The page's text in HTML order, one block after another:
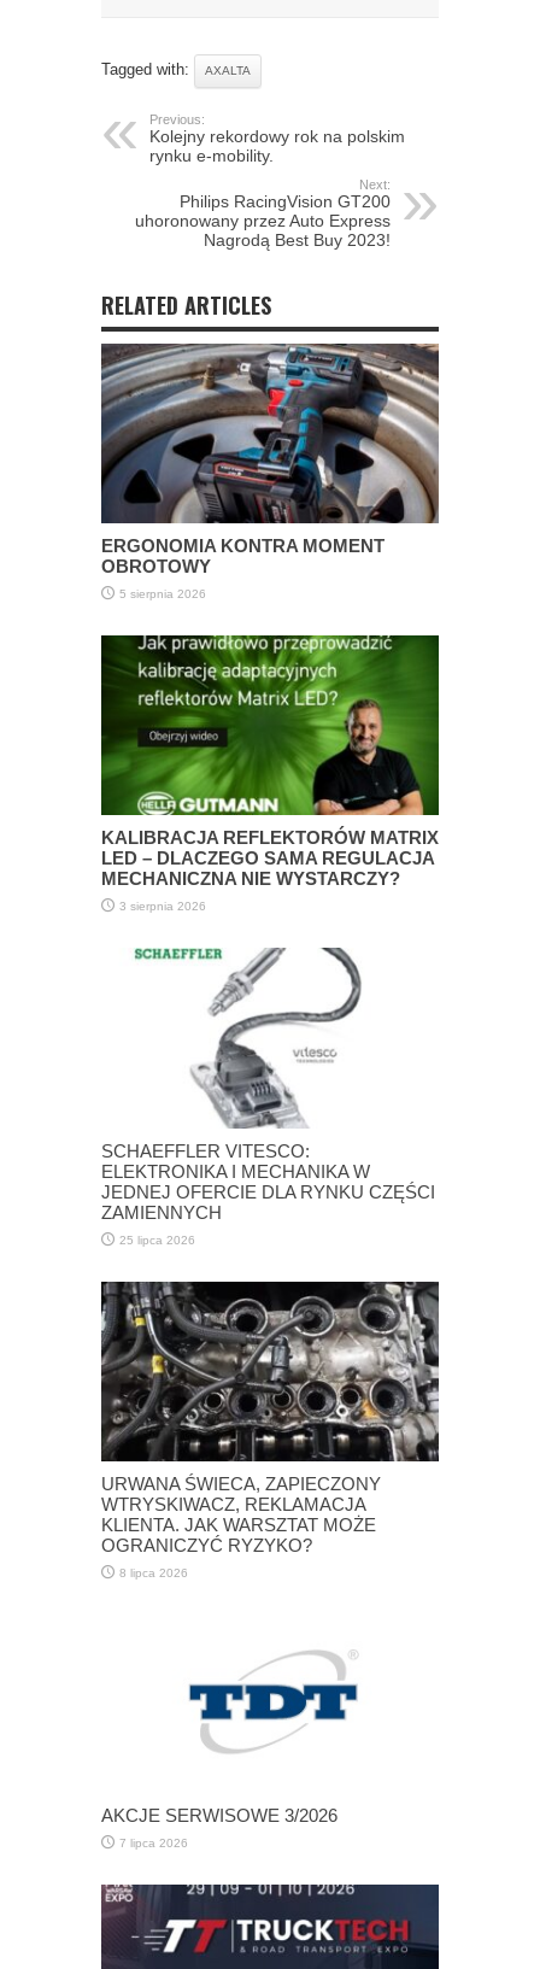
Tagged with: AXALTA
Previous:
Kolejny rekordowy rok na polskim
rynku e-mobility.
Next:
Philips RacingVision GT200
uhoronowany przez Auto Express
Nagrodą Best Buy 2023!
RELATED ARTICLES
ERGONOMIA KONTRA MOMENT
OBROTOWY
5 sierpnia 2026
KALIBRACJA REFLEKTORÓW MATRIX
LED – DLACZEGO SAMA REGULACJA
MECHANICZNA NIE WYSTARCZY?
3 sierpnia 2026
SCHAEFFLER VITESCO:
ELEKTRONIKA I MECHANIKA W
JEDNEJ OFERCIE DLA RYNKU CZĘŚCI
ZAMIENNYCH
25 lipca 2026
URWANA ŚWIECA, ZAPIECZONY
WTRYSKIWACZ, REKLAMACJA
KLIENTA. JAK WARSZTAT MOŻE
OGRANICZYĆ RYZYKO?
8 lipca 2026
AKCJE SERWISOWE 3/2026
7 lipca 2026